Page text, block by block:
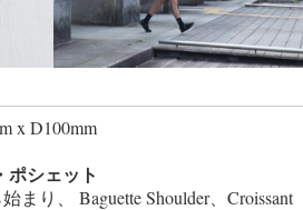
x D100mm
ポシェット
まり、 Baguette Shoulder、Croissant